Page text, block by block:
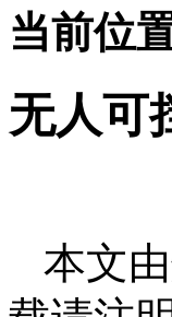
当前位
无人可
本文